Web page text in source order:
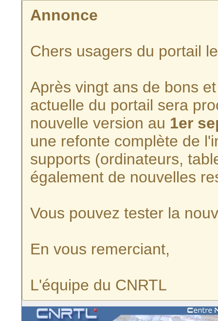
Annonce
Chers usagers du portail
Après vingt ans de bons
actuelle du portail sera
nouvelle version au 1er
une refonte complète de
supports (ordinateurs,
également de nouvelles
Vous pouvez tester la
En vous remerciant,
L'équipe du CNRTL